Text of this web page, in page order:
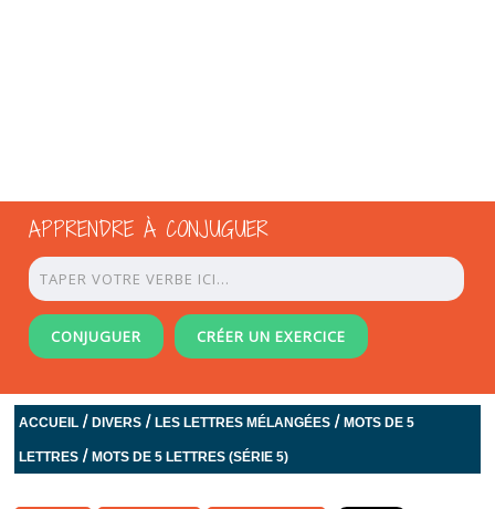
APPRENDRE À CONJUGUER
CONJUGUER CRÉER UN EXERCICE
ACCUEIL /DIVERS /LES LETTRES MÉLANGÉES /MOTS DE 5
LETTRES /MOTS DE 5 LETTRES (SÉRIE 5)